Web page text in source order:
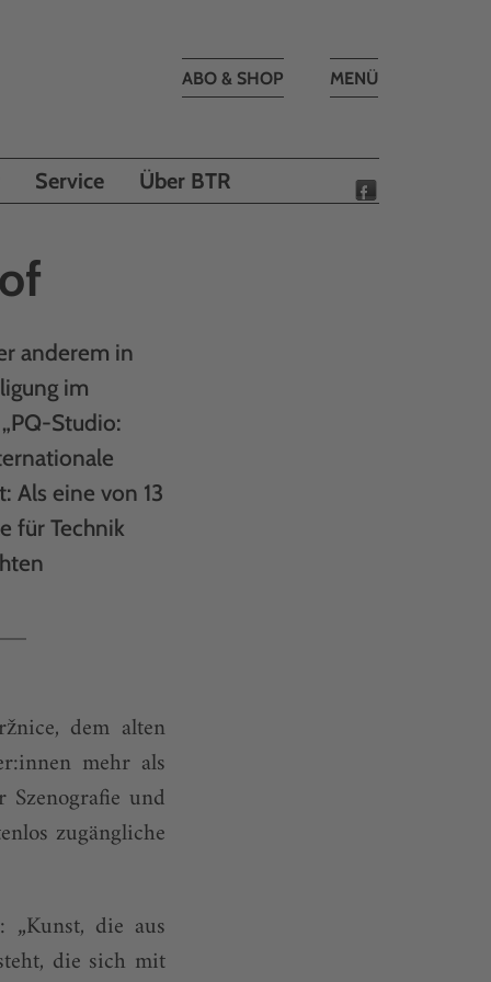
Toggle
MENÜ
ABO & SHOP
Service Über BTR
anderem in
im
Studio:
Als eine von 13
für Technik
dem alten
mehr als
und
zugängliche
„Kunst, die aus
die sich mit